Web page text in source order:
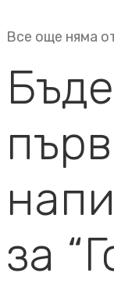
Все още няма
за